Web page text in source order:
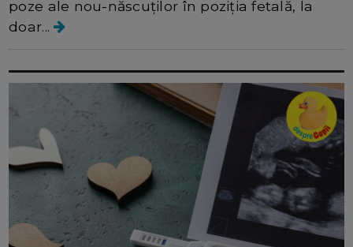
poze ale nou-născuților în poziția fetală, la
doar...